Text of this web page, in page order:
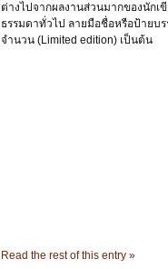
ต่างไปจากผลงานส่วนมากของนักเ
ธรรมดาทั่วไป ลายมือชื่อหรือป้ายบ
จำนวน (Limited edition) เป็นต้น
Read the rest of this entry »